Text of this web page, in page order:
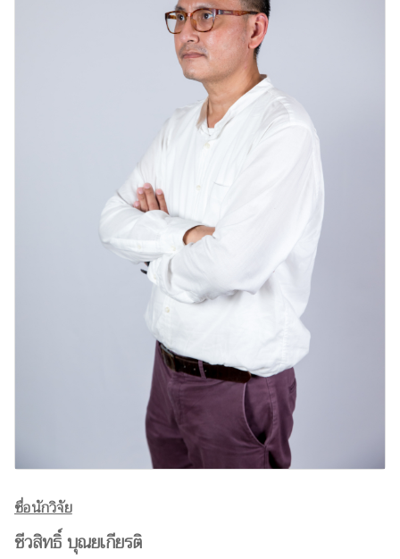
ชื่อนักวิจัย
ชีวสิทธิ์ บุณยเกียรติ